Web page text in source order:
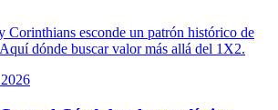
Corinthians esconde un patrón histórico de
dónde buscar valor más allá del 1X2.